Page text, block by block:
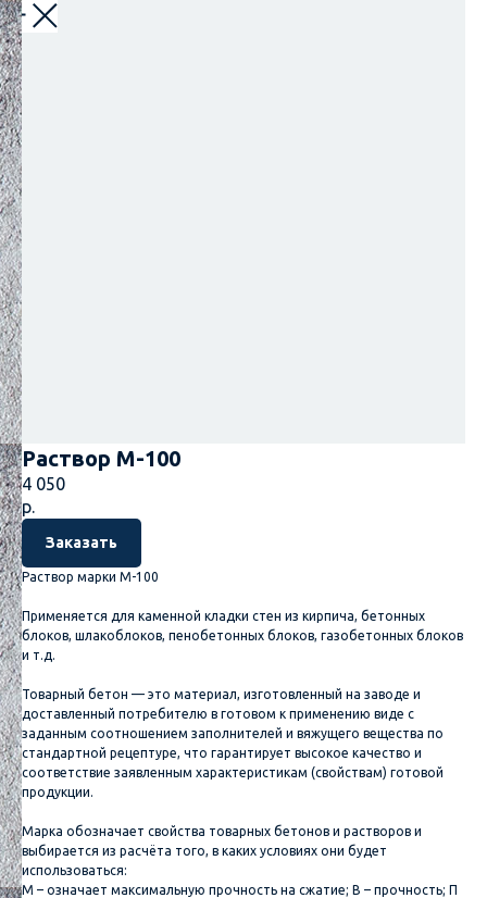
Назад
Раствор М-100
4 050
р.
Заказать
Раствор марки М-100
Применяется для каменной кладки стен из кирпича, бетонных
блоков, шлакоблоков, пенобетонных блоков, газобетонных блоков
и т.д.
Товарный бетон — это материал, изготовленный на заводе и
доставленный потребителю в готовом к применению виде с
заданным соотношением заполнителей и вяжущего вещества по
стандартной рецептуре, что гарантирует высокое качество и
соответствие заявленным характеристикам (свойствам) готовой
продукции.
Марка обозначает свойства товарных бетонов и растворов и
выбирается из расчёта того, в каких условиях они будет
использоваться:
М – означает максимальную прочность на сжатие; B – прочность; П